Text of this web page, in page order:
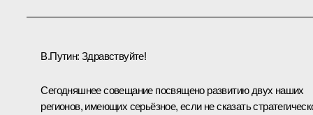
В.Путин: Здравствуйте!
Сегодняшнее совещание посвящено развитию двух наших
регионов, имеющих серьёзное, если не сказать